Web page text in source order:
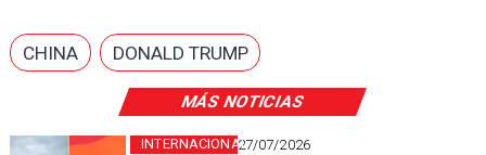
MÁS NOTICIAS
27/07/2026
INTERNACIONAL
CHINA DONALD TRUMP